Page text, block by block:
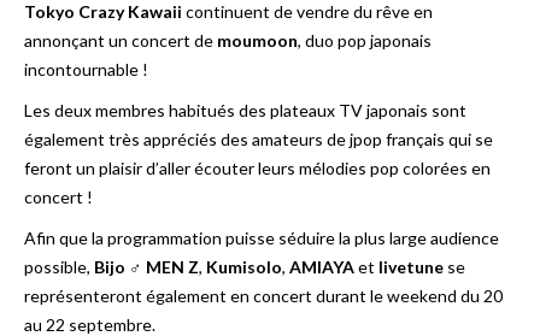
Tokyo Crazy Kawaii continuent de vendre du rêve en
annonçant un concert de moumoon, duo pop japonais
incontournable !
Les deux membres habitués des plateaux TV japonais sont
également très appréciés des amateurs de jpop français qui se
feront un plaisir d’aller écouter leurs mélodies pop colorées en
concert !
Afin que la programmation puisse séduire la plus large audience
possible, Bijo ♂ MEN Z, Kumisolo, AMIAYAet livetune se
représenteront également en concert durant le weekend du 20
au 22 septembre.